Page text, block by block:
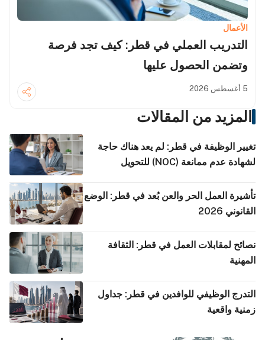
الأعمال
التدريب العملي في قطر: كيف تجد فرصة
وتضمن الحصول عليها
5 أغسطس 2026
المزيد من المقالات
تغيير الوظيفة في قطر: لم يعد هناك حاجة
لشهادة عدم ممانعة (NOC) للتحويل
تأشيرة العمل الحر والعن بُعد في قطر: الوضع
القانوني 2026
نصائح لمقابلات العمل في قطر: الثقافة
المهنية
التدرج الوظيفي للوافدين في قطر: جداول
زمنية واقعية